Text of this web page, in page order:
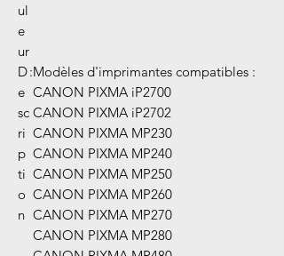
ul
e
ur
D
e
sc
ri
p
ti
o
n
:Modèles d'imprimantes compatibles :
CANON PIXMA iP2700
CANON PIXMA iP2702
CANON PIXMA MP230
CANON PIXMA MP240
CANON PIXMA MP250
CANON PIXMA MP260
CANON PIXMA MP270
CANON PIXMA MP280